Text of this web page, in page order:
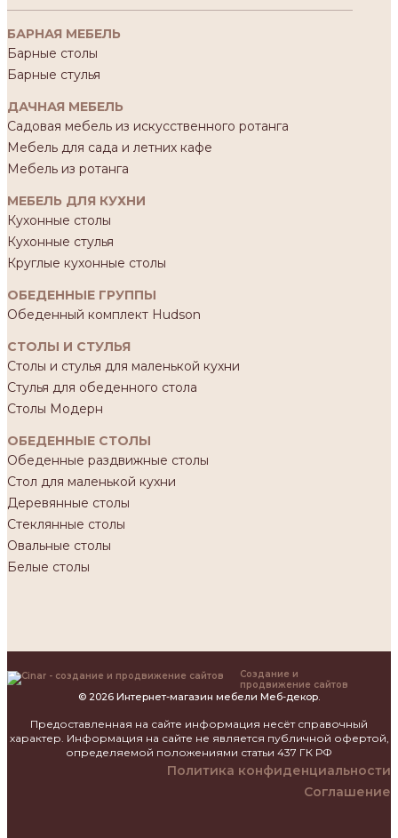
БАРНАЯ МЕБЕЛЬ
Барные столы
Барные стулья
ДАЧНАЯ МЕБЕЛЬ
Садовая мебель из искусственного ротанга
Мебель для сада и летних кафе
Мебель из ротанга
МЕБЕЛЬ ДЛЯ КУХНИ
Кухонные столы
Кухонные стулья
Круглые кухонные столы
ОБЕДЕННЫЕ ГРУППЫ
Обеденный комплект Hudson
СТОЛЫ И СТУЛЬЯ
Столы и стулья для маленькой кухни
Стулья для обеденного стола
Столы Модерн
ОБЕДЕННЫЕ СТОЛЫ
Обеденные раздвижные столы
Стол для маленькой кухни
Деревянные столы
Стеклянные столы
Овальные столы
Белые столы
Создание и
продвижение сайтов
© 2026 Интернет-магазин мебели Меб-декор.
Предоставленная на сайте информация несёт справочный
характер. Информация на сайте не является публичной офертой,
определяемой положениями статьи 437 ГК РФ
Политика конфиденциальности
Соглашение